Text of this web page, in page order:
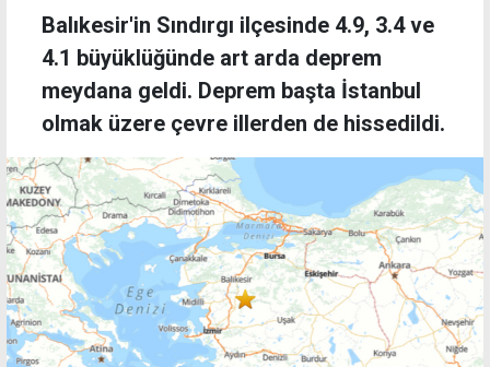
Balıkesir'in Sındırgı ilçesinde 4.9, 3.4 ve
4.1 büyüklüğünde art arda deprem
meydana geldi. Deprem başta İstanbul
olmak üzere çevre illerden de hissedildi.